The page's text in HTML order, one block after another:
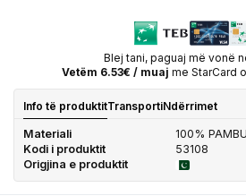
Blej tani, paguaj më vonë
Vetëm 6.53€ / muaj me StarCard
Info të produktitTransportiNdërrimet
Materiali
100%
Kodi i produktit
53108
Origjina e produktit